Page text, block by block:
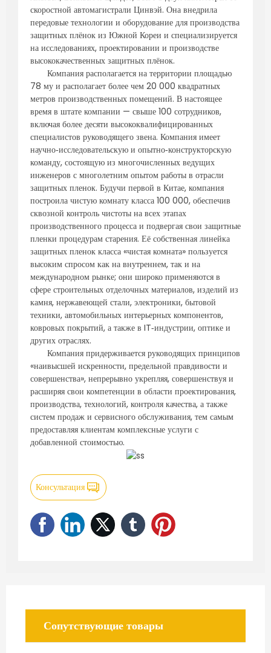
скоростной автомагистрали Цинвэй. Она внедрила
передовые технологии и оборудование для производства
защитных плёнок из Южной Кореи и специализируется
на исследованиях, проектировании и производстве
высококачественных защитных плёнок.
Компания располагается на территории площадью
78 му и располагает более чем 20 000 квадратных
метров производственных помещений. В настоящее
время в штате компании — свыше 100 сотрудников,
включая более десяти высококвалифицированных
специалистов руководящего звена. Компания имеет
научно‑исследовательскую и опытно‑конструкторскую
команду, состоящую из многочисленных ведущих
инженеров с многолетним опытом работы в отрасли
защитных пленок. Будучи первой в Китае, компания
построила чистую комнату класса 100 000, обеспечив
сквозной контроль чистоты на всех этапах
производственного процесса и подвергая свои защитные
пленки процедурам старения. Её собственная линейка
защитных пленок класса «чистая комната» пользуется
высоким спросом как на внутреннем, так и на
международном рынке; они широко применяются в
сфере строительных отделочных материалов, изделий из
камня, нержавеющей стали, электроники, бытовой
техники, автомобильных интерьерных компонентов,
ковровых покрытий, а также в IT‑индустрии, оптике и
других отраслях.
Компания придерживается руководящих принципов
«наивысшей искренности, предельной правдивости и
совершенства», непрерывно укрепляя, совершенствуя и
расширяя свои компетенции в области проектирования,
производства, технологий, контроля качества, а также
систем продаж и сервисного обслуживания, тем самым
предоставляя клиентам комплексные услуги с
добавленной стоимостью.
Консультация
Сопутствующие товары